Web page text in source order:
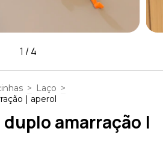
1 /4
> Laço >
| aperol
amarração |